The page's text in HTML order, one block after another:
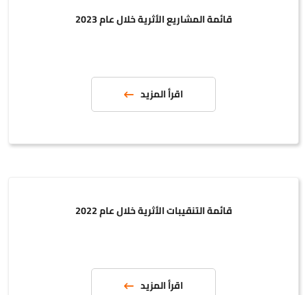
قائمة المشاريع الأثرية خلال عام 2023
اقرأ المزيد
قائمة التنقيبات الأثرية خلال عام 2022
اقرأ المزيد